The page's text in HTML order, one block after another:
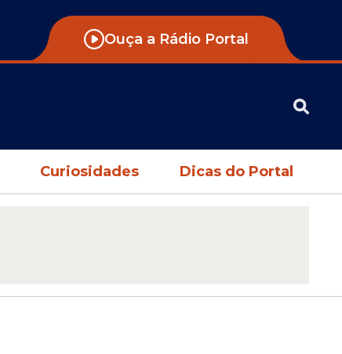
Ouça a Rádio Portal
Curiosidades Dicas do Portal